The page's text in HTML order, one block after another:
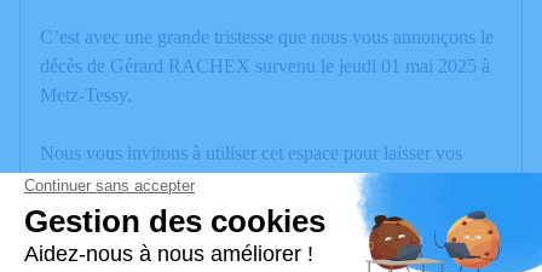
C’est avec une grande tristesse que nous vous annonçons le
décès de Gérard RACHEX survenu le jeudi 01 mai 2025 à
Metz-Tessy.
Nous vous invitons à utiliser cet espace pour laisser vos
condoléances, partager des photos souvenirs, une anecdote
ou exprimer vos pensées à travers des poèmes ou des textes.
Cet endroit est un lieu d'expression dédié à honorer la